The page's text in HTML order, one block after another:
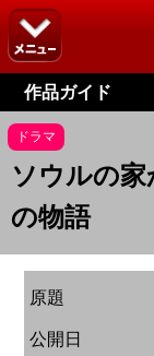
作品ガイド
ドラマ
ソウルの
の物語
原題
公開日